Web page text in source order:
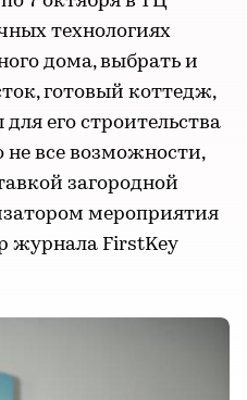
технологиях
дома, выбрать и
готовый коттедж,
его строительства
все возможности,
загородной
мероприятия
журнала FirstKey